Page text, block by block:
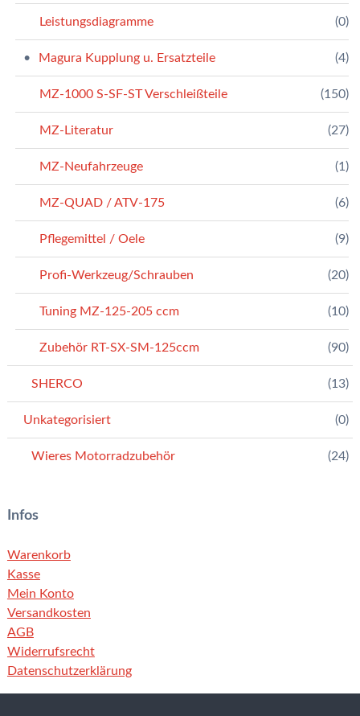
Leistungsdiagramme (0)
Magura Kupplung u. Ersatzteile (4)
MZ-1000 S-SF-ST Verschleißteile (150)
MZ-Literatur (27)
MZ-Neufahrzeuge (1)
MZ-QUAD / ATV-175 (6)
Pflegemittel / Oele (9)
Profi-Werkzeug/Schrauben (20)
Tuning MZ-125-205 ccm (10)
Zubehör RT-SX-SM-125ccm (90)
SHERCO (13)
Unkategorisiert (0)
Wieres Motorradzubehör (24)
Infos
Warenkorb
Kasse
Mein Konto
Versandkosten
AGB
Widerrufsrecht
Datenschutzerklärung